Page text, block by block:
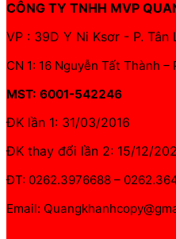
CÔNG TY TNHH MVP
VP : 39D Y Ni Ksơr - P.
CN 1: 16 Nguyễn Tất Thành –
MST: 6001-542246
ĐK lần 1: 31/03/2016
ĐK thay đổi lần 2: 15/12/
ĐT: 0262.3976688 –
Email: